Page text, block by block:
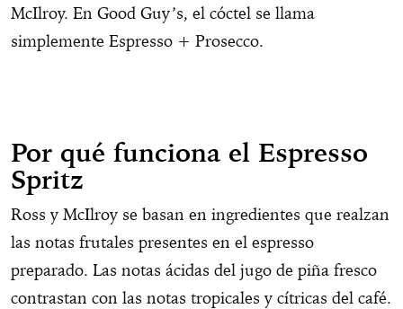
McIlroy. En Good Guy’s, el cóctel se llama
simplemente Espresso + Prosecco.
Por qué funciona el Espresso
Spritz
Ross y McIlroy se basan en ingredientes que realzan
las notas frutales presentes en el espresso
preparado. Las notas ácidas del jugo de piña fresco
contrastan con las notas tropicales y cítricas del café.